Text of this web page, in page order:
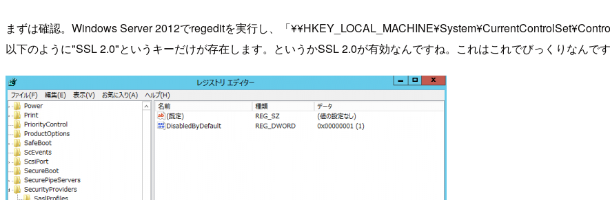
まずは確認。Windows Server 2012でregeditを実行し、「
以下のように"SSL 2.0"というキーだけが存在します。というかSSL 2.0が有効なんですね。これはこれでびっくりなんです